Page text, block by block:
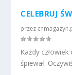
CELEBRUJ
przez
Każdy
śpiewał.